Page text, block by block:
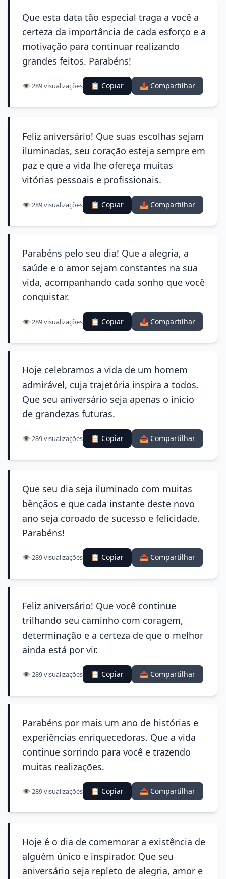
Que esta data tão especial traga a você a
certeza da importância de cada esforço e a
motivação para continuar realizando
grandes feitos. Parabéns!
👁️ 289 visualizações 📋 Copiar 📤 Compartilhar
Feliz aniversário! Que suas escolhas sejam
iluminadas, seu coração esteja sempre em
paz e que a vida lhe ofereça muitas
vitórias pessoais e profissionais.
👁️ 289 visualizações 📋 Copiar 📤 Compartilhar
Parabéns pelo seu dia! Que a alegria, a
saúde e o amor sejam constantes na sua
vida, acompanhando cada sonho que você
conquistar.
👁️ 289 visualizações 📋 Copiar 📤 Compartilhar
Hoje celebramos a vida de um homem
admirável, cuja trajetória inspira a todos.
Que seu aniversário seja apenas o início
de grandezas futuras.
👁️ 289 visualizações 📋 Copiar 📤 Compartilhar
Que seu dia seja iluminado com muitas
bênçãos e que cada instante deste novo
ano seja coroado de sucesso e felicidade.
Parabéns!
👁️ 289 visualizações 📋 Copiar 📤 Compartilhar
Feliz aniversário! Que você continue
trilhando seu caminho com coragem,
determinação e a certeza de que o melhor
ainda está por vir.
👁️ 289 visualizações 📋 Copiar 📤 Compartilhar
Parabéns por mais um ano de histórias e
experiências enriquecedoras. Que a vida
continue sorrindo para você e trazendo
muitas realizações.
👁️ 289 visualizações 📋 Copiar 📤 Compartilhar
Hoje é o dia de comemorar a existência de
alguém único e inspirador. Que seu
aniversário seja repleto de alegria, amor e